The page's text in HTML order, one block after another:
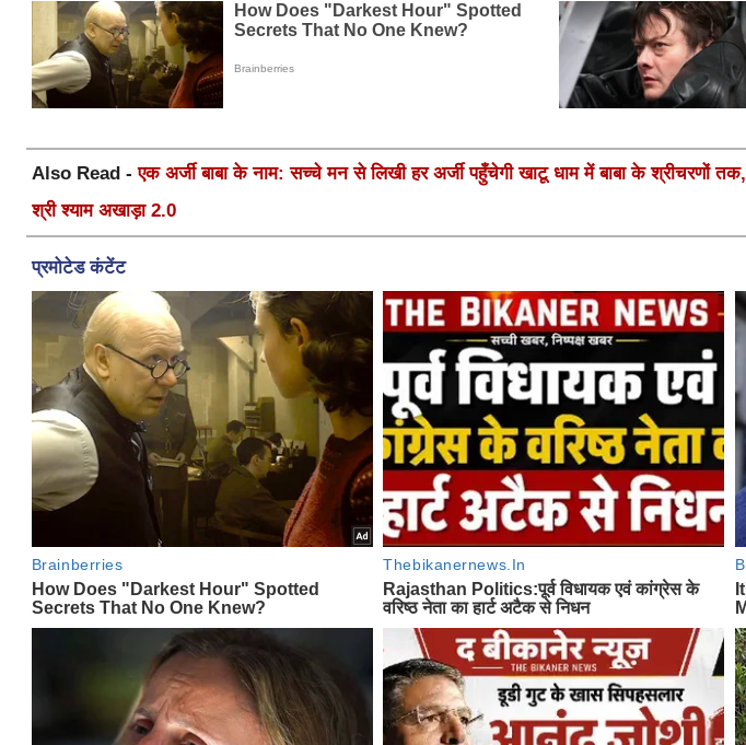
Also Read -एक अर्जी बाबा के नाम: सच्चे मन से लिखी हर अर्जी पहुँचेगी खाटू धाम में बाबा के श्रीचरणों तक,
श्री श्याम अखाड़ा 2.0